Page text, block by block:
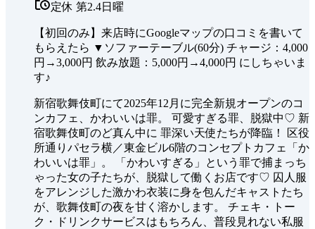
定休 第2.4日曜
【初回のみ】来店時にGoogleマップの口コミを書いて
もらえたら ▼ソファーテーブル(60分) チャージ：4,000
円→3,000円 飲み放題：5,000円→4,000円 にしちゃいま
す♪
新宿歌舞伎町にて2025年12月に完全新規オープンのコ
ンカフェ、かわいいは罪。 可愛すぎる罪、脱獄中♡ 新
宿歌舞伎町のど真ん中に 罪深い天使たちが降臨！ 区役
所通りパセラ横／東金ビル6階のコンセプトカフェ「か
わいいは罪」。 「かわいすぎる」という罪で捕まっち
ゃった女の子たちが、脱獄して働くお店です♡ 囚人服
をアレンジした激かわ衣装に身を包んだキャストたち
が、歌舞伎町の夜を甘く溶かします。 チェキ・トー
ク・ドリンクサービスはもちろん、普段見れない私服